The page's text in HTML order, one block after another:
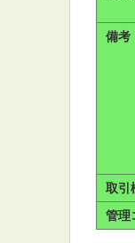
備考
取引
管理